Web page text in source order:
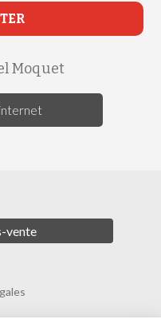
Moquet
vente